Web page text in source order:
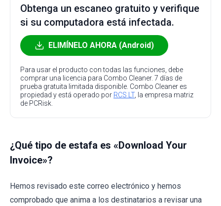
Obtenga un escaneo gratuito y verifique
si su computadora está infectada.
ELIMÍNELO AHORA (Android)
Para usar el producto con todas las funciones, debe
comprar una licencia para Combo Cleaner. 7 días de
prueba gratuita limitada disponible. Combo Cleaner es
propiedad y está operado por RCS LT, la empresa matriz
de PCRisk.
¿Qué tipo de estafa es «Download Your
Invoice»?
Hemos revisado este correo electrónico y hemos
comprobado que anima a los destinatarios a revisar una